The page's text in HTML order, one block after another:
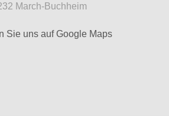
March-Buchheim
Sie uns auf Google Maps